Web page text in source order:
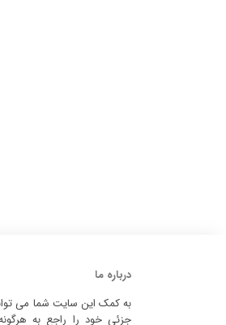
درباره ما
به کمک این سایت شما می
جزئی خود را راجع به